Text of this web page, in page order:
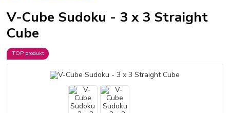
V-Cube Sudoku - 3 x 3 Straight
Cube
TOP produkt